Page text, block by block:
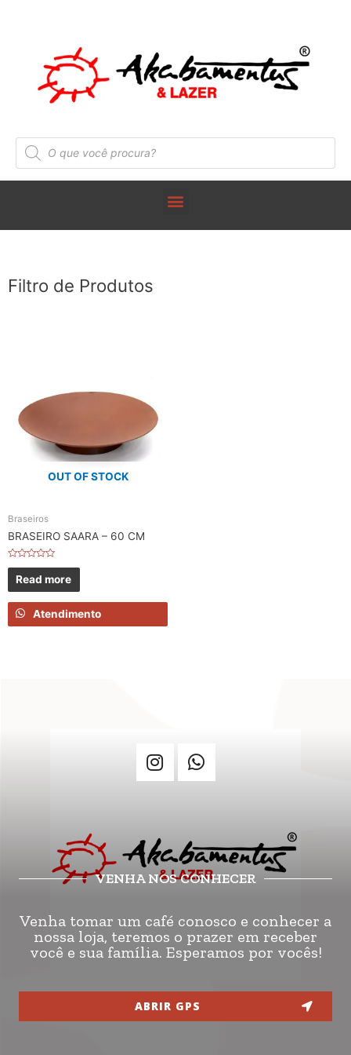
Filtro de Produtos
OUT OF STOCK
Braseiros
BRASEIRO SAARA – 60 CM
Rated
out
of
5
Read more
Atendimento
VENHA NOS CONHECER
Venha tomar um café conosco e conhecer a
nossa loja, teremos o prazer em receber
você e sua família. Esperamos por vocês!
ABRIR GPS